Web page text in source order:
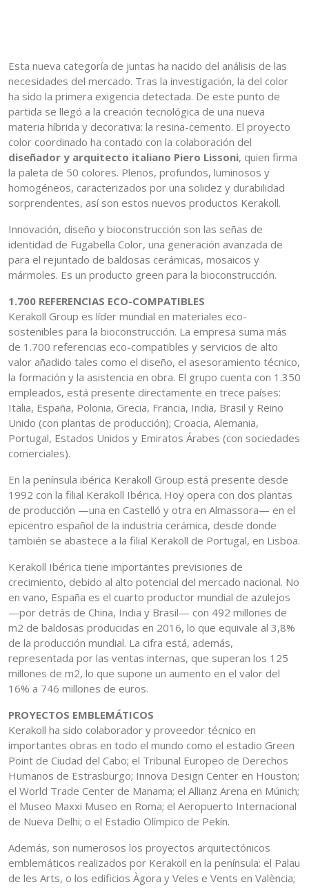
Esta nueva categoría de juntas ha nacido del análisis de las
necesidades del mercado. Tras la investigación, la del color
ha sido la primera exigencia detectada. De este punto de
partida se llegó a la creación tecnológica de una nueva
materia híbrida y decorativa: la resina-cemento. El proyecto
color coordinado ha contado con la colaboración del
diseñador y arquitecto italiano Piero Lissoni, quien firma
la paleta de 50 colores. Plenos, profundos, luminosos y
homogéneos, caracterizados por una solidez y durabilidad
sorprendentes, así son estos nuevos productos Kerakoll.
Innovación, diseño y bioconstrucción son las señas de
identidad de Fugabella Color, una generación avanzada de
para el rejuntado de baldosas cerámicas, mosaicos y
mármoles. Es un producto green para la bioconstrucción.
1.700 REFERENCIAS ECO-COMPATIBLES
Kerakoll Group es líder mundial en materiales eco-
sostenibles para la bioconstrucción. La empresa suma más
de 1.700 referencias eco-compatibles y servicios de alto
valor añadido tales como el diseño, el asesoramiento técnico,
la formación y la asistencia en obra. El grupo cuenta con 1.350
empleados, está presente directamente en trece países:
Italia, España, Polonia, Grecia, Francia, India, Brasil y Reino
Unido (con plantas de producción); Croacia, Alemania,
Portugal, Estados Unidos y Emiratos Árabes (con sociedades
comerciales).
En la península ibérica Kerakoll Group está presente desde
1992 con la filial Kerakoll Ibérica. Hoy opera con dos plantas
de producción —una en Castelló y otra en Almassora— en el
epicentro español de la industria cerámica, desde donde
también se abastece a la filial Kerakoll de Portugal, en Lisboa.
Kerakoll Ibérica tiene importantes previsiones de
crecimiento, debido al alto potencial del mercado nacional. No
en vano, España es el cuarto productor mundial de azulejos
—por detrás de China, India y Brasil— con 492 millones de
m2 de baldosas producidas en 2016, lo que equivale al 3,8%
de la producción mundial. La cifra está, además,
representada por las ventas internas, que superan los 125
millones de m2, lo que supone un aumento en el valor del
16% a 746 millones de euros.
PROYECTOS EMBLEMÁTICOS
Kerakoll ha sido colaborador y proveedor técnico en
importantes obras en todo el mundo como el estadio Green
Point de Ciudad del Cabo; el Tribunal Europeo de Derechos
Humanos de Estrasburgo; Innova Design Center en Houston;
el World Trade Center de Manama; el Allianz Arena en Múnich;
el Museo Maxxi Museo en Roma; el Aeropuerto Internacional
de Nueva Delhi; o el Estadio Olímpico de Pekín.
Además, son numerosos los proyectos arquitectónicos
emblemáticos realizados por Kerakoll en la península: el Palau
de les Arts, o los edificios Àgora y Veles e Vents en València;